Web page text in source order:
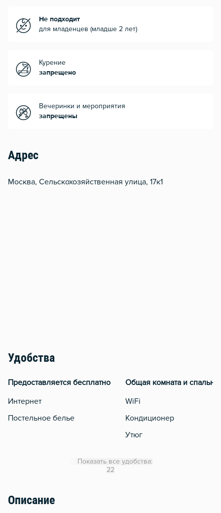
Не подходит
для младенцев (младше 2 лет)
Курение
запрещено
Вечеринки и мероприятия
запрещены
Адрес
Москва, Сельскохозяйственная улица, 17к1
Удобства
Предоставляется бесплатно
Интернет
Постельное белье
Общая комната и спальня
WiFi
Кондиционер
Утюг
Показать все удобства:
22
Описание